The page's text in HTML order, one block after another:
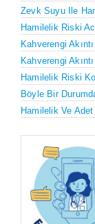
Zevk Suyu Ile
Hamilelik Riski
Kahverengi
Kahverengi
Hamilelik Riski
Böyle Bir
Hamilelik Ve Adet